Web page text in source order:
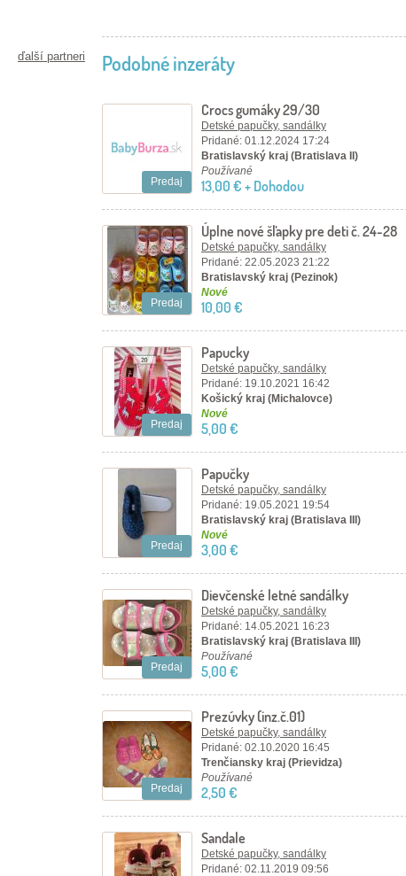
ďalší partneri
Podobné inzeráty
Predaj
Crocs gumáky 29/30
Detské papučky, sandálky
Pridané: 01.12.2024 17:24
Bratislavský kraj (Bratislava II)
Používané
13,00 € + Dohodou
Predaj
Úplne nové šľapky pre deti č. 24-28
Detské papučky, sandálky
Pridané: 22.05.2023 21:22
Bratislavský kraj (Pezinok)
Nové
10,00 €
Predaj
Papucky
Detské papučky, sandálky
Pridané: 19.10.2021 16:42
Košický kraj (Michalovce)
Nové
5,00 €
Predaj
Papučky
Detské papučky, sandálky
Pridané: 19.05.2021 19:54
Bratislavský kraj (Bratislava III)
Nové
3,00 €
Predaj
Dievčenské letné sandálky
Detské papučky, sandálky
Pridané: 14.05.2021 16:23
Bratislavský kraj (Bratislava III)
Používané
5,00 €
Predaj
Prezúvky (inz.č.01)
Detské papučky, sandálky
Pridané: 02.10.2020 16:45
Trenčiansky kraj (Prievidza)
Používané
2,50 €
Sandale
Detské papučky, sandálky
Pridané: 02.11.2019 09:56